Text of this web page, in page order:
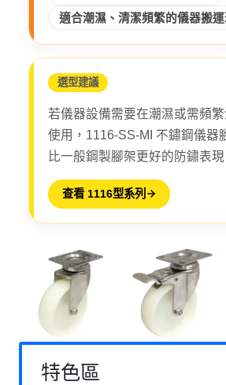
適合潮濕、清潔頻繁的儀器搬
選型建議
若儀器設備需要在潮濕或需頻
使用，1116-SS-MI 不鏽鋼儀器
比一般鋼製腳架更好的防鏽表現
查看 1116型系列
特色區